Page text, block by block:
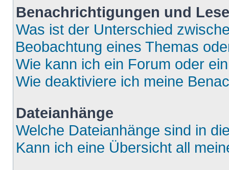
Benachrichtigungen und
Was ist der Unterschied
Beobachtung eines Themas
Wie kann ich ein Forum oder
Wie deaktiviere ich meine
Dateianhänge
Welche Dateianhänge sind in
Kann ich eine Übersicht all